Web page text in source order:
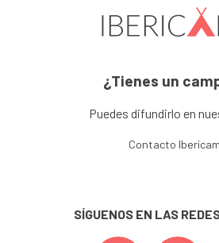
¿Tienes un
Puedes difundirlo en
Contacto
SÍGUENOS EN LAS